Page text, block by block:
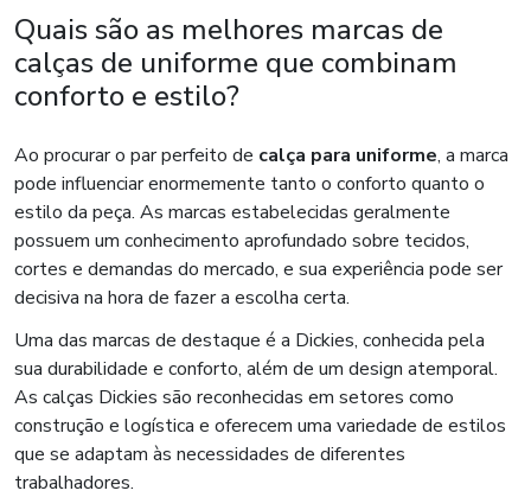
Quais são as melhores marcas de
calças de uniforme que combinam
conforto e estilo?
Ao procurar o par perfeito de calça para uniforme, a marca
pode influenciar enormemente tanto o conforto quanto o
estilo da peça. As marcas estabelecidas geralmente
possuem um conhecimento aprofundado sobre tecidos,
cortes e demandas do mercado, e sua experiência pode ser
decisiva na hora de fazer a escolha certa.
Uma das marcas de destaque é a Dickies, conhecida pela
sua durabilidade e conforto, além de um design atemporal.
As calças Dickies são reconhecidas em setores como
construção e logística e oferecem uma variedade de estilos
que se adaptam às necessidades de diferentes
trabalhadores.